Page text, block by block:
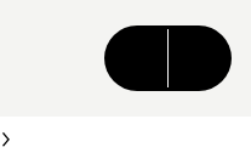
CONTENU